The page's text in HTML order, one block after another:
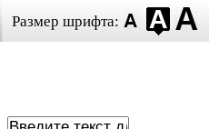
Размер шрифта: